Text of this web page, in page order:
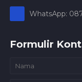
WhatsApp:
Formulir